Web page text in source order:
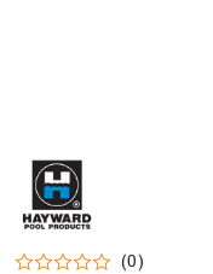
HAYWARD-
LOGO
(0)